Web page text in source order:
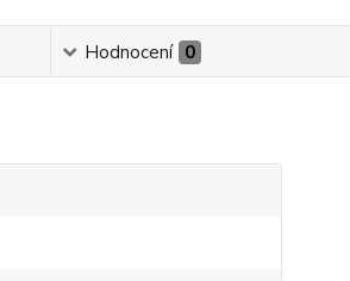
Hodnocení 0